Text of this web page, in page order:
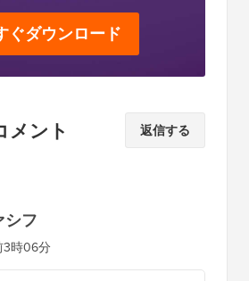
ぐダウンロード
メント 返信する
シフ
3時06分